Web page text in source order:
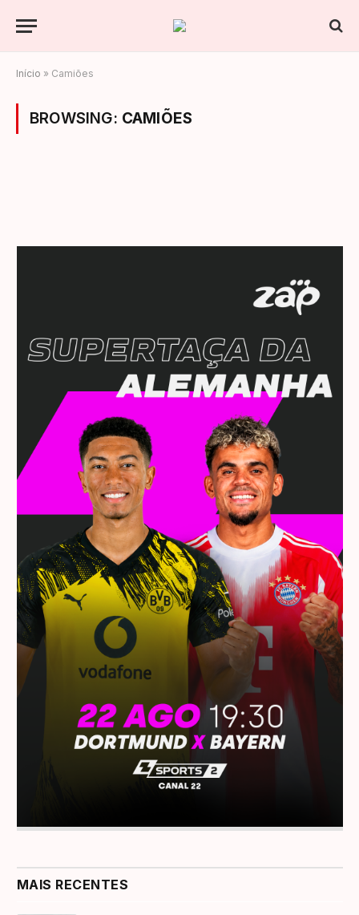
Início » Camiões
BROWSING: CAMIÕES
MAIS RECENTES